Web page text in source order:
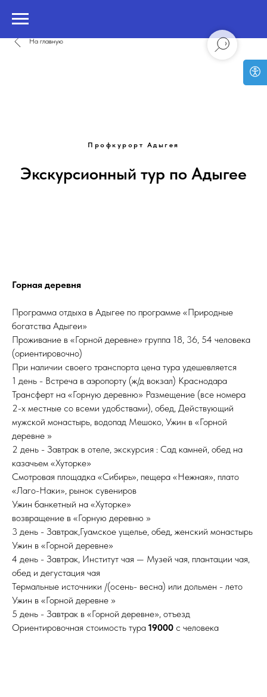
На главную
Профкурорт Адыгея
Экскурсионный тур по Адыгее
Горная деревня
Программа отдыха в Адыгее по программе «Природные
богатства Адыгеи»
Проживание в «Горной деревне» группа 18, 36, 54 человека
(ориентировочно)
При наличии своего транспорта цена тура удешевляется
1 день - Встреча в аэропорту (ж/д вокзал) Краснодара
Трансферт на «Горную деревню» Размещение (все номера
2-х местные со всеми удобствами), обед, Действующий
мужской монастырь, водопад Мешоко, Ужин в «Горной
деревне »
2 день - Завтрак в отеле, экскурсия : Сад камней, обед на
казачьем «Хуторке»
Смотровая площадка «Сибирь», пещера «Нежная», плато
«Лаго-Наки», рынок сувениров
Ужин банкетный на «Хуторке»
возвращение в «Горную деревню »
3 день - Завтрак,Гуамское ущелье, обед, женский монастырь
Ужин в «Горной деревне»
4 день - Завтрак, Институт чая — Музей чая, плантации чая,
обед и дегустация чая
Термальные источники /(осень- весна) или дольмен - лето
Ужин в «Горной деревне »
5 день - Завтрак в «Горной деревне», отъезд
Ориентировочная стоимость тура 19000 с человека